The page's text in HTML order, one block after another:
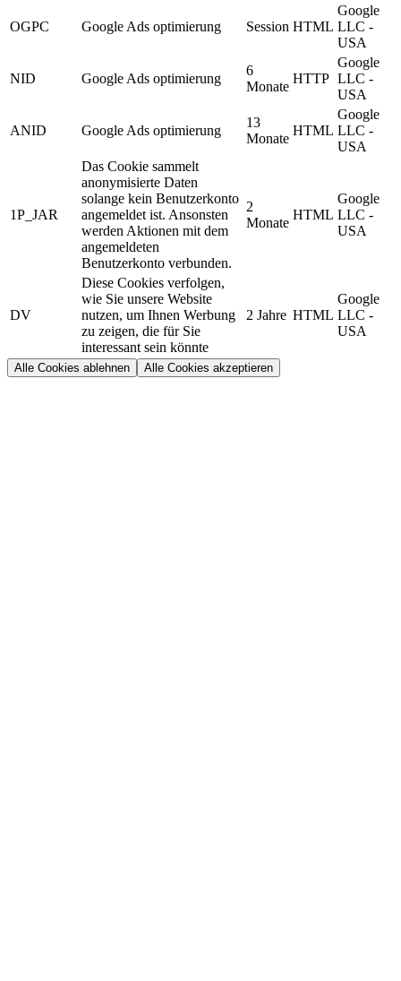
OGPC Google Ads optimierung Session HTML
Google
LLC -
USA
NID Google Ads optimierung
6
Monate
HTTP
Google
LLC -
USA
ANID Google Ads optimierung
13
Monate
HTML
Google
LLC -
USA
1P_JAR
Das Cookie sammelt
anonymisierte Daten
solange kein Benutzerkonto
angemeldet ist. Ansonsten
werden Aktionen mit dem
angemeldeten
Benutzerkonto verbunden.
2
Monate
HTML
Google
LLC -
USA
DV
Diese Cookies verfolgen,
wie Sie unsere Website
nutzen, um Ihnen Werbung
zu zeigen, die für Sie
interessant sein könnte
2 Jahre HTML
Google
LLC -
USA
Alle Cookies ablehnen Alle Cookies akzeptieren